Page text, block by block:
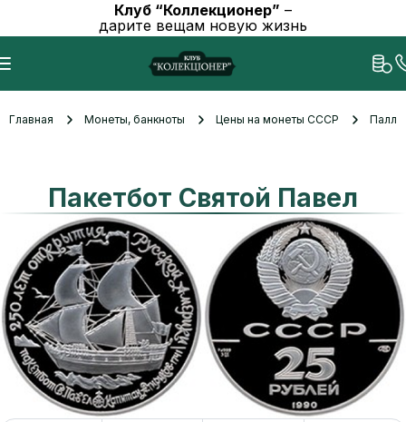
Клуб “Коллекционер” –
дарите вещам новую жизнь
Главная Монеты, банкноты Цены на монеты СССР
Пакетбот Святой Павел